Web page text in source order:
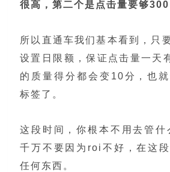
很高，第二个是点击量要够300
所以直通车我们基本看到，只
设置日限额，保证点击量一天
的质量得分都会变10分，也
标签了。
这段时间，你根本不用去管
千万不要因为roi不好，在这
任何东西。